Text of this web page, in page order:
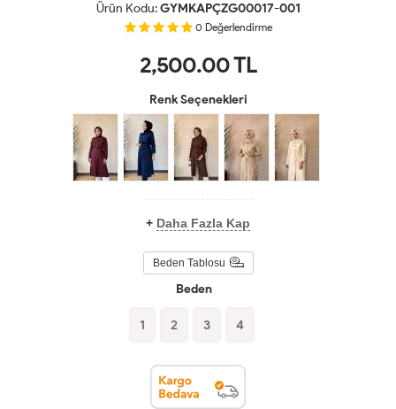
Ürün Kodu:GYMKAPÇZG00017-001
0 Değerlendirme
2,500.00TL
Renk Seçenekleri
+ Daha Fazla Kap
Beden Tablosu
Beden
1 2 3 4